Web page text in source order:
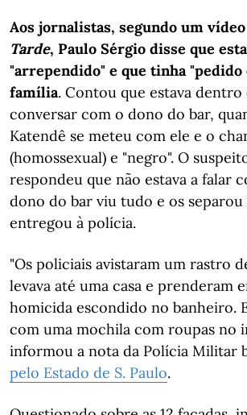
Aos jornalistas, segundo um
Tarde, Paulo Sérgio disse que
"arrependido" e que tinha "pedido
família. Contou que estava dentro
conversar com o dono do bar,
Katendê se meteu com ele e o
(homossexual) e "negro". O
respondeu que não estava a falar
dono do bar viu tudo e os separou
entregou à polícia.
"Os policiais avistaram um rastro
levava até uma casa e prenderam
homicida escondido no banheiro.
com uma mochila com roupas no
informou a nota da Polícia Militar
pelo Estado de S. Paulo.